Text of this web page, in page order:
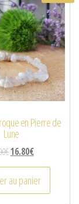
en Pierre de
Lune
€16.80€
au panier